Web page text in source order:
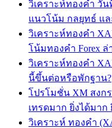
วิเคราะห์ทองคำ วั
แนวโน้ม กลยุทธ์ แล
วิเคราะห์ทองคำ
โน้มทองคำ Forex ล่
วิเคราะห์ทองคำ
นี้ขึ้นต่อหรือพักฐาน?
โปรโมชั่น XM สงก
เทรดมาก ยิ่งได้มาก
วิเคราะห์ ทองคำ